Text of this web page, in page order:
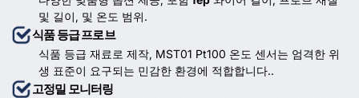
및 길이, 및 온도 범위.
식품 등급 프로브
식품 등급 재료로 제작, MST01 Pt100 온도 센서는 엄격한 위
생 표준이 요구되는 민감한 환경에 적합합니다..
고정밀 모니터링